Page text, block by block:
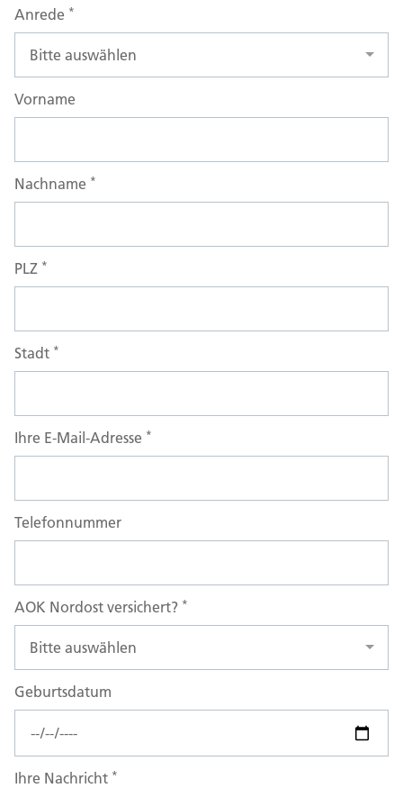
Anrede *
Vorname
Nachname *
PLZ *
Stadt *
Ihre E-Mail-Adresse *
Telefonnummer
AOK Nordost versichert? *
Geburtsdatum
Ihre Nachricht *